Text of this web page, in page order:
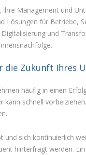
ihre Management und
Lösungen für Betriebe,
und
die Zukunft Ihres
häufig in einen
schnell
und sich kontinuierlich
hinterfragt werden.